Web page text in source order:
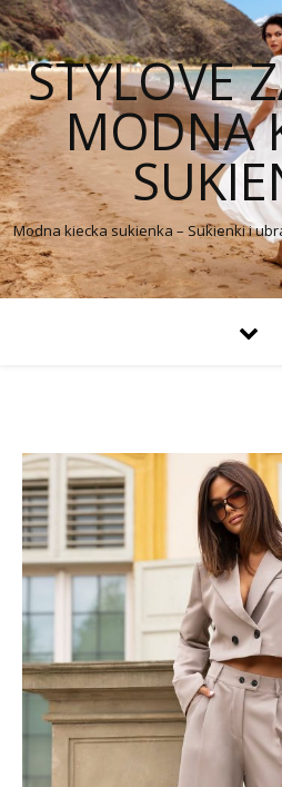
STYLOVE
MODNA
Modna kiecka sukienka – Sukienki i